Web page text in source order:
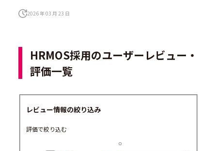
2026 年 03 月 23 日
HRMOS採用のユーザーレビュー・
評価一覧
レビュー情報の絞り込み
評価で絞り込む